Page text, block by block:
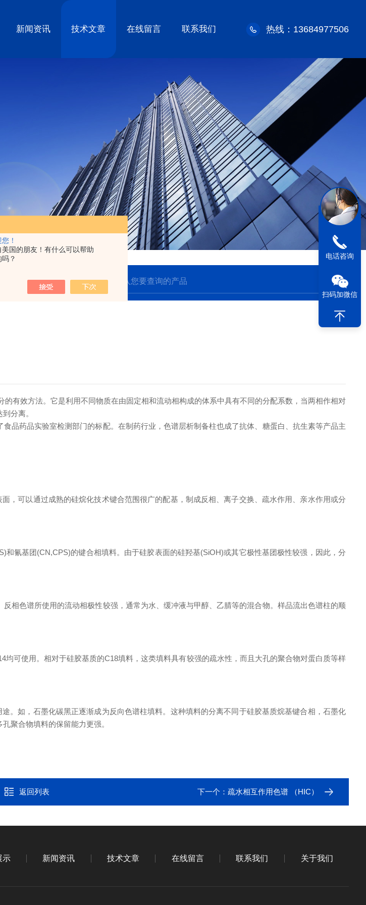
！
美国的朋友！有什么可以帮助
？
新闻资讯 技术文章 在线留言 联系我们 热线：13684977506
效方法。它是利用不同物质在由固定相和流动相构成的体系中具有不同的分配系数，当两相作相对
分离。
药品实验室检测部门的标配。在制药行业，色谱层析制备柱也成了抗体、糖蛋白、抗生素等产品主
可以通过成熟的硅烷化技术键合范围很广的配基，制成反相、离子交换、疏水作用、亲水作用或分
基团(CN,CPS)的键合相填料。由于硅胶表面的硅羟基(SiOH)或其它极性基团极性较强，因此，分
色谱所使用的流动相极性较强，通常为水、缓冲液与甲醇、乙腈等的混合物。样品流出色谱柱的顺
使用。相对于硅胶基质的C18填料，这类填料具有较强的疏水性，而且大孔的聚合物对蛋白质等样
如，石墨化碳黑正逐渐成为反向色谱柱填料。这种填料的分离不同于硅胶基质烷基键合相，石墨化
聚合物填料的保留能力更强。
返回列表 下一个： 疏水相互作用色谱 （HIC）
示 新闻资讯 技术文章 在线留言 联系我们 关于我们
电话咨询
扫码加微信